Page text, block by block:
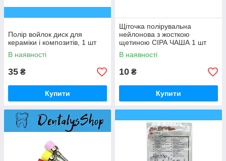
Полір войлок диск для
кераміки і композитів, 1 шт
В наявності
35 ₴
Купити
Щіточка полірувальна
нейлонова з жосткою
щетиною СІРА ЧАША 1 шт
В наявності
10 ₴
Купити